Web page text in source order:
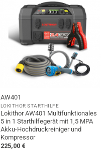
AW401
LOKITHOR STARTHILFE
Lokithor AW401 Multifunktionales
5 in 1 Starthilfegerät mit 1,5 MPA
Akku-Hochdruckreiniger und
Kompressor
225,00 €